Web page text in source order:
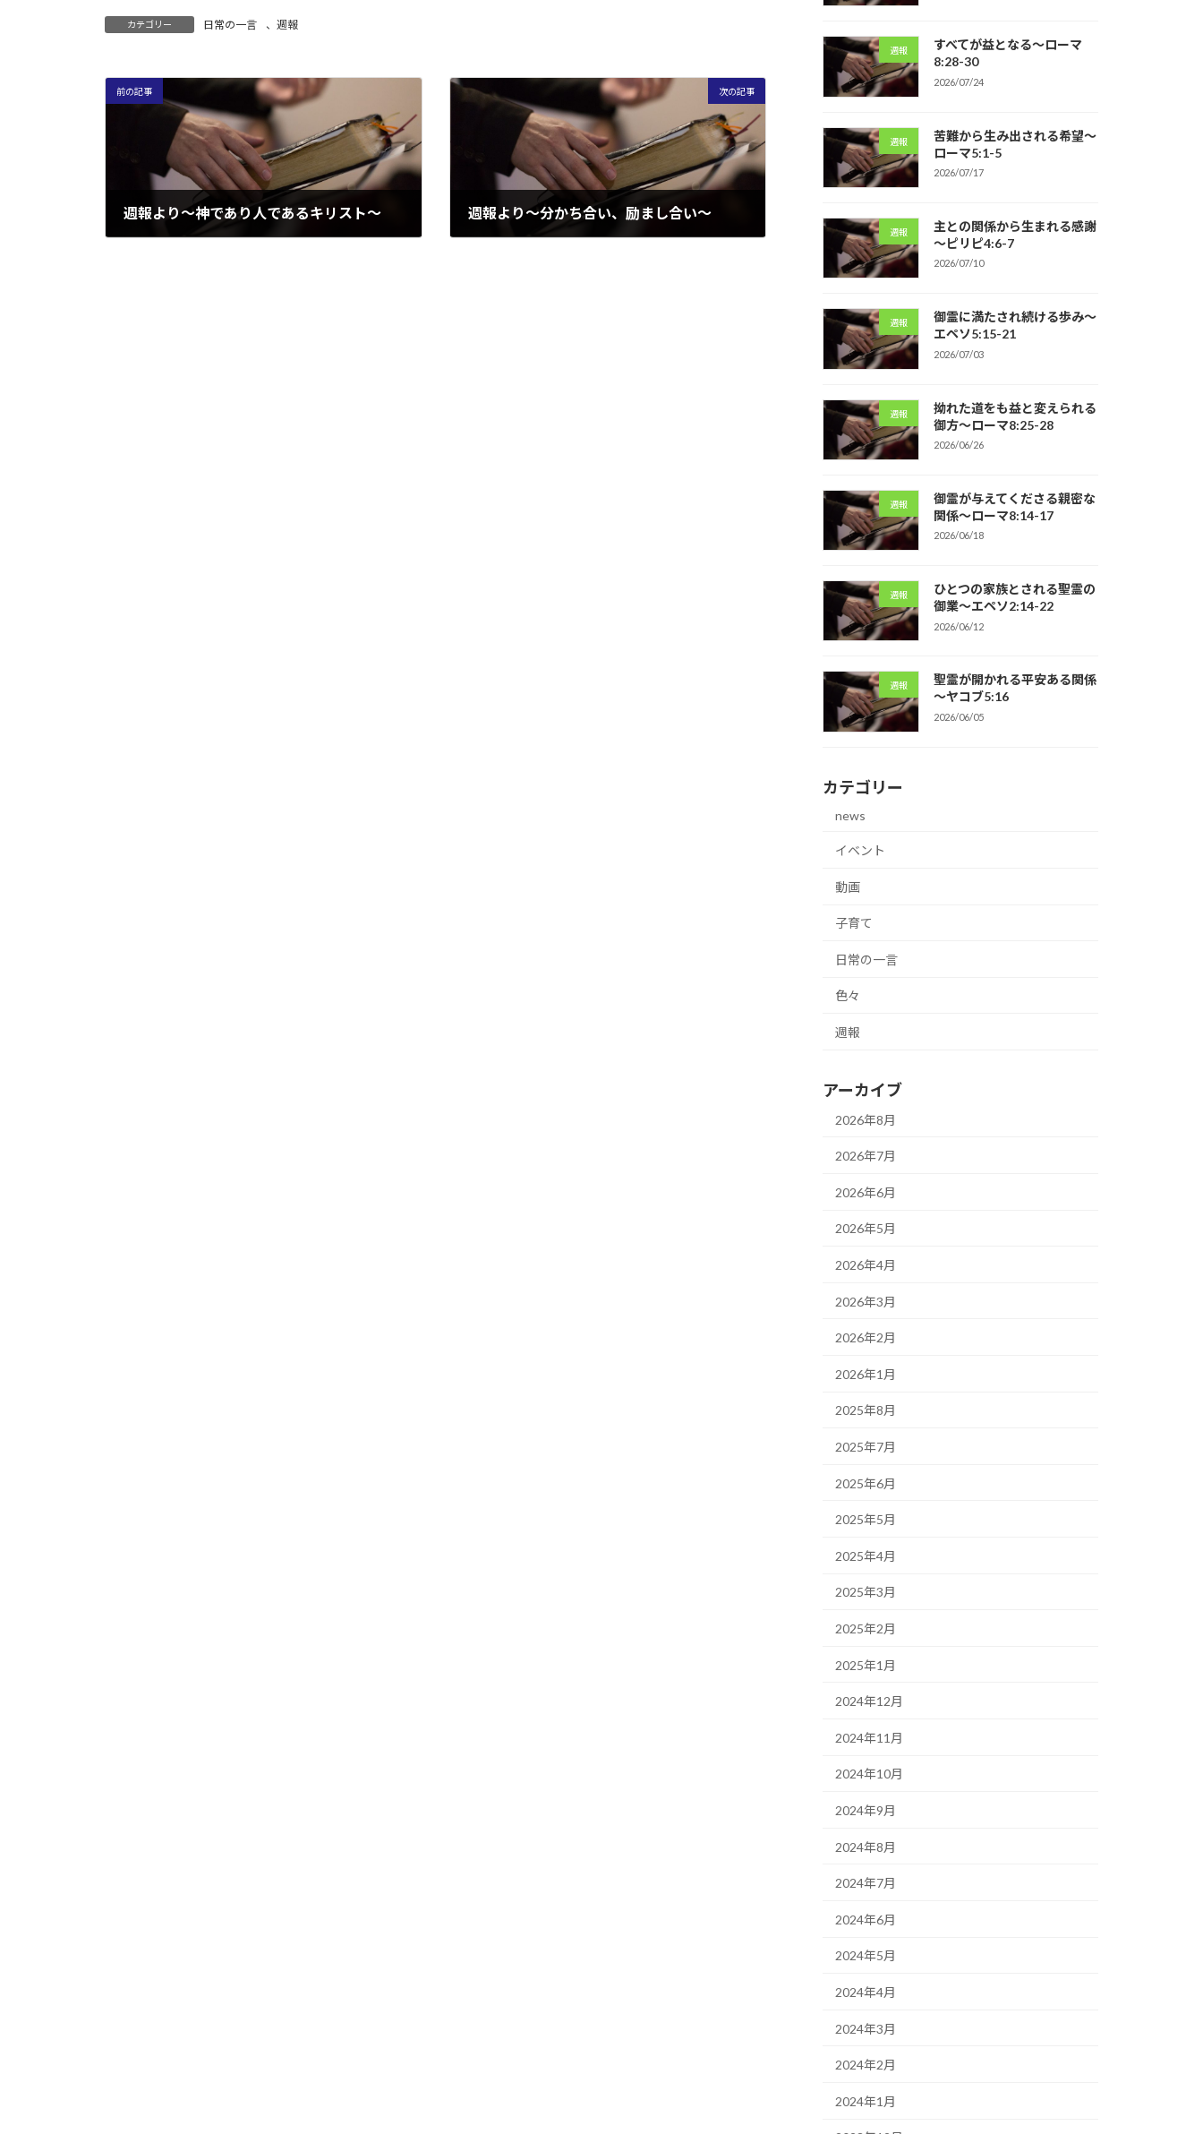
カテゴリー 日常の一言 、 週報
前の記事
週報より～神であり人であるキリスト～
次の記事
週報より～分かち合い、励まし合い～
週報
すべてが益となる～ローマ
8:28-30
2026/07/24
週報
苦難から生み出される希望～
ローマ5:1-5
2026/07/17
週報
主との関係から生まれる感謝
～ピリピ4:6-7
2026/07/10
週報
御霊に満たされ続ける歩み～
エペソ5:15-21
2026/07/03
週報
拗れた道をも益と変えられる
御方～ローマ8:25-28
2026/06/26
週報
御霊が与えてくださる親密な
関係～ローマ8:14-17
2026/06/18
週報
ひとつの家族とされる聖霊の
御業～エペソ2:14-22
2026/06/12
週報
聖霊が開かれる平安ある関係
～ヤコブ5:16
2026/06/05
カテゴリー
news
イベント
動画
子育て
日常の一言
色々
週報
アーカイブ
2026年8月
2026年7月
2026年6月
2026年5月
2026年4月
2026年3月
2026年2月
2026年1月
2025年8月
2025年7月
2025年6月
2025年5月
2025年4月
2025年3月
2025年2月
2025年1月
2024年12月
2024年11月
2024年10月
2024年9月
2024年8月
2024年7月
2024年6月
2024年5月
2024年4月
2024年3月
2024年2月
2024年1月